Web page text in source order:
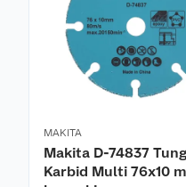
MAKITA
Makita D-74837
Karbid Multi 76x10